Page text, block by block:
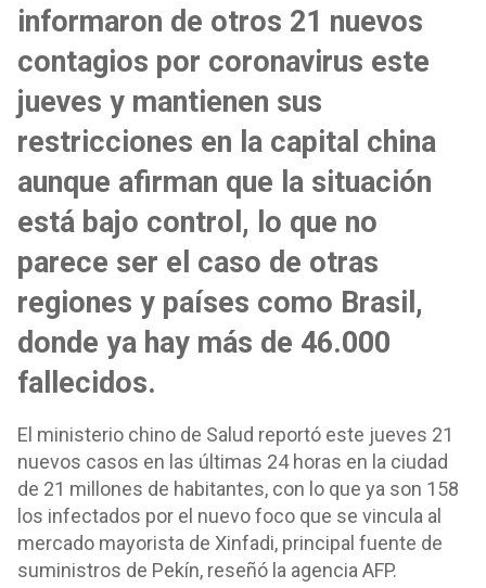
informaron de otros 21 nuevos
contagios por coronavirus este
jueves y mantienen sus
restricciones en la capital china
aunque afirman que la situación
está bajo control, lo que no
parece ser el caso de otras
regiones y países como Brasil,
donde ya hay más de 46.000
fallecidos.
El ministerio chino de Salud reportó este jueves 21
nuevos casos en las últimas 24 horas en la ciudad
de 21 millones de habitantes, con lo que ya son 158
los infectados por el nuevo foco que se vincula al
mercado mayorista de Xinfadi, principal fuente de
suministros de Pekín, reseñó la agencia AFP.